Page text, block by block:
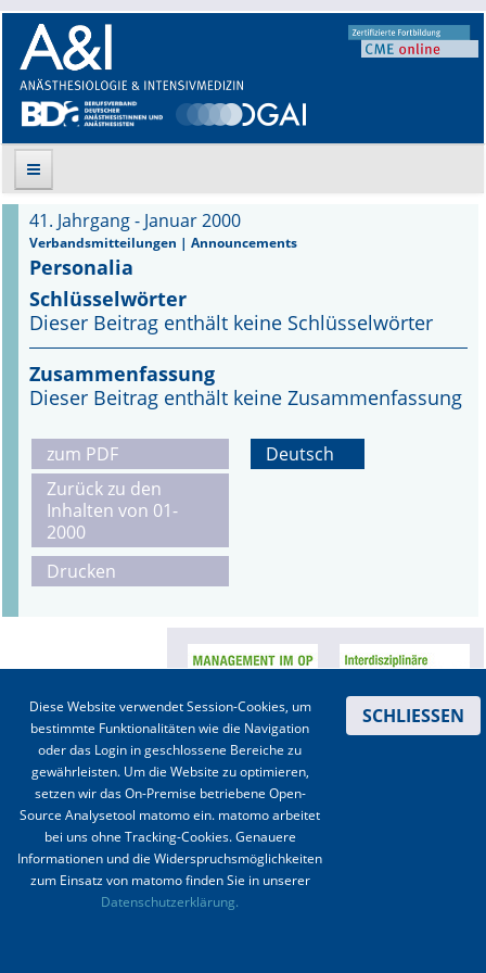
Suche
Aktuelle Ausgabe
Leitlinien
Archiv
Supplements
Supplements OrphanAnesthesia
Online First
A&I English
Autoren-Service
Bestell-Service
Stellenmarkt
Kongresskalender
41. Jahrgang - Januar 2000
Verbandsmitteilungen | Announcements
Personalia
Schlüsselwörter
Dieser Beitrag enthält keine Schlüsselwörter
Zusammenfassung
Dieser Beitrag enthält keine Zusammenfassung
zum PDF
Zurück zu den
Inhalten von 01-
2000
Drucken
Deutsch
Kontakt | Impressum | Datenschutz | Haftungsausschluss
Diese Website verwendet Session-Cookies, um
bestimmte Funktionalitäten wie die Navigation
oder das Login in geschlossene Bereiche zu
gewährleisten. Um die Website zu optimieren,
setzen wir das On-Premise betriebene Open-
Source Analysetool matomo ein. matomo arbeitet
bei uns ohne Tracking-Cookies. Genauere
Informationen und die Widerspruchsmöglichkeiten
zum Einsatz von matomo finden Sie in unserer
Datenschutzerklärung.
SCHLIESSEN